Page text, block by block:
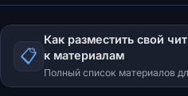
📋
Как разместить свой
к материалам
Полный список материалов
спуфера или бота на сайте